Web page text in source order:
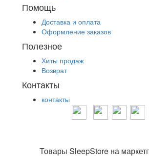
Помощь
Доставка и оплата
Оформление заказов
Полезное
Хиты продаж
Возврат
Контакты
контакты
Товары SleepStore на